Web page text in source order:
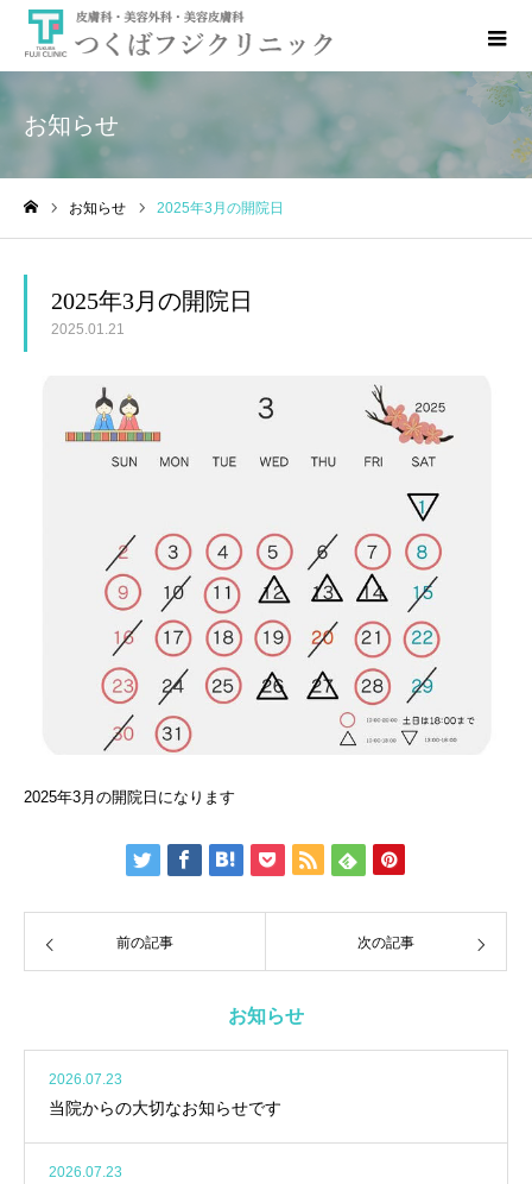
お知らせ
お知らせ 2025年3月の開院日
2025年3月の開院日
2025.01.21
2025年3月の開院日になります
前の記事 次の記事
お知らせ
2026.07.23
当院からの大切なお知らせです
2026.07.23